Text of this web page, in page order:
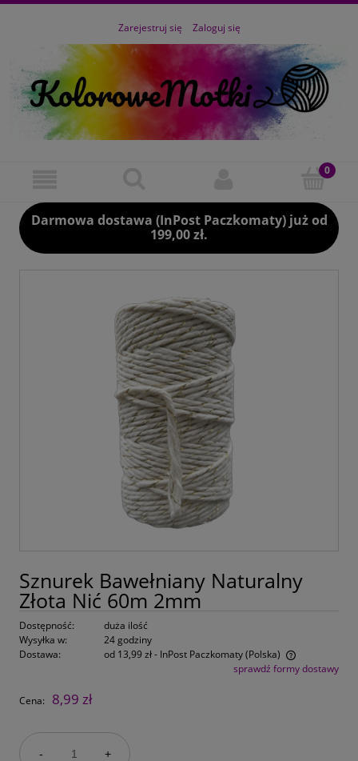
Zarejestruj się Zaloguj się
Darmowa dostawa (InPost Paczkomaty) już od
199,00 zł.
Sznurek Bawełniany Naturalny
Złota Nić 60m 2mm
Dostępność:
duża ilość
Wysyłka w:
24 godziny
Dostawa:
od 13,99 zł- InPost Paczkomaty(Polska)
Cena nie zawiera ewentualnych kosztów płatnościsprawdź formy dostawy
Cena: 8,99 zł
- +